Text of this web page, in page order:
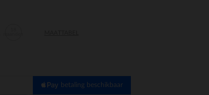
betaling beschikbaar